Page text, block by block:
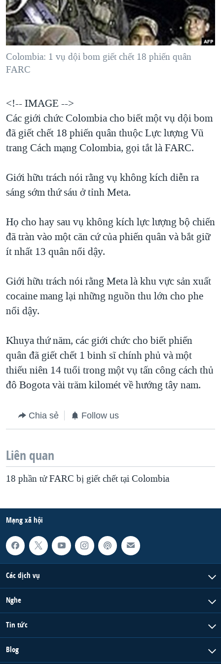
"Tìm"NGƯỜI VIỆT HẢI NGOẠI
ĐỜI SỐNG
KINH TẾ
VĂN HOÁ
THỂ THAO
GIÁO DỤC
TẠI
HÀNH TRÌNH BẦU CỬ 2024
MỘT NĂM CHIẾN TRANH TẠI DẢI GAZA
GIẢI MÃ VÀNH ĐAI & CON ĐƯỜNG
NGÀY TỊ NẠN THẾ GIỚI
GROUND ZERO – XƯA VÀ NAY
CHI PHÍ CHIẾN TRANH AFGHANISTAN
CÁC GIÁ TRỊ CỘNG HÒA Ở VIỆT NAM
TRỊNH VĨNH BÌNH VS. CHÍNH PHỦ VIỆT NAM
NGƯ DÂN VIỆT VÀ LÀN SÓNG TRỘM HẢI SÂM
QUAN HỆ VIỆT MỸ
VIDEO
NGHE
MẠNG XÃ HỘI
Ngôn ngữ khác
Colombia: 1 vụ dội bom giết chết 18 phiến quân
FARC
<!-- IMAGE -->
Các giới chức Colombia cho biết một vụ dội bom
đã giết chết 18 phiến quân thuộc Lực lượng Vũ
trang Cách mạng Colombia, gọi tắt là FARC.
Giới hữu trách nói rằng vụ không kích diễn ra
sáng sớm thứ sáu ở tỉnh Meta.
Họ cho hay sau vụ không kích lực lượng bộ chiến
đã tràn vào một căn cứ của phiến quân và bắt giữ
ít nhất 13 quân nổi dậy.
Giới hữu trách nói rằng Meta là khu vực sản xuất
cocaine mang lại những nguồn thu lớn cho phe
nổi dậy.
Khuya thứ năm, các giới chức cho biết phiến
quân đã giết chết 1 binh sĩ chính phủ và một
thiếu niên 14 tuổi trong một vụ tấn công cách thủ
đô Bogota vài trăm kilomét về hướng tây nam.
Chia sẻ Follow us
Liên quan
18 phần tử FARC bị giết chết tại Colombia
Mạng xã hội
Các dịch vụ
Nghe
Tin tức
Blog